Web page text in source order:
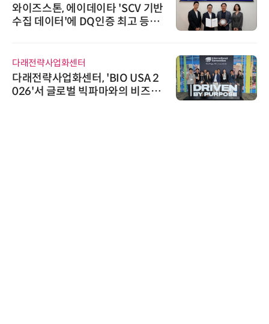
와이즈스톤, 에이데이타 'SCV 기반
수집 데이터'에 DQ인증 최고 등급
다래전략사업화센터
다래전략사업화센터, 'BIO USA 2
026'서 글로벌 빅파마와의 비즈니